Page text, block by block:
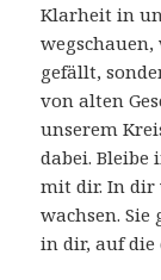
Klarheit in
gefällt,
von alten
unserem
dabei. Bleibe
mit dir. In dir
wachsen.
in dir, auf